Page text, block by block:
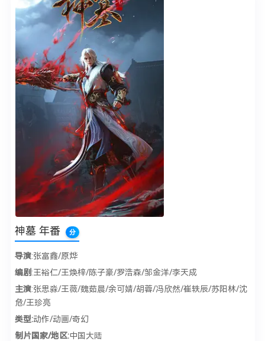
神墓 年番 分
导演:张富鑫/原烨
编剧 :王裕仁/王焕梓/陈子豪/罗浩森/邹金洋/李天成
主演:张思淼/王薇/魏茹晨/余可婧/胡蓉/冯欣然/崔轶辰/苏阳林/沈
危/王珍亮
类型:动作/动画/奇幻
制片国家/地区:中国大陆